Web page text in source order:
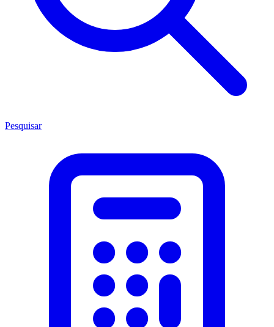
Pesquisar